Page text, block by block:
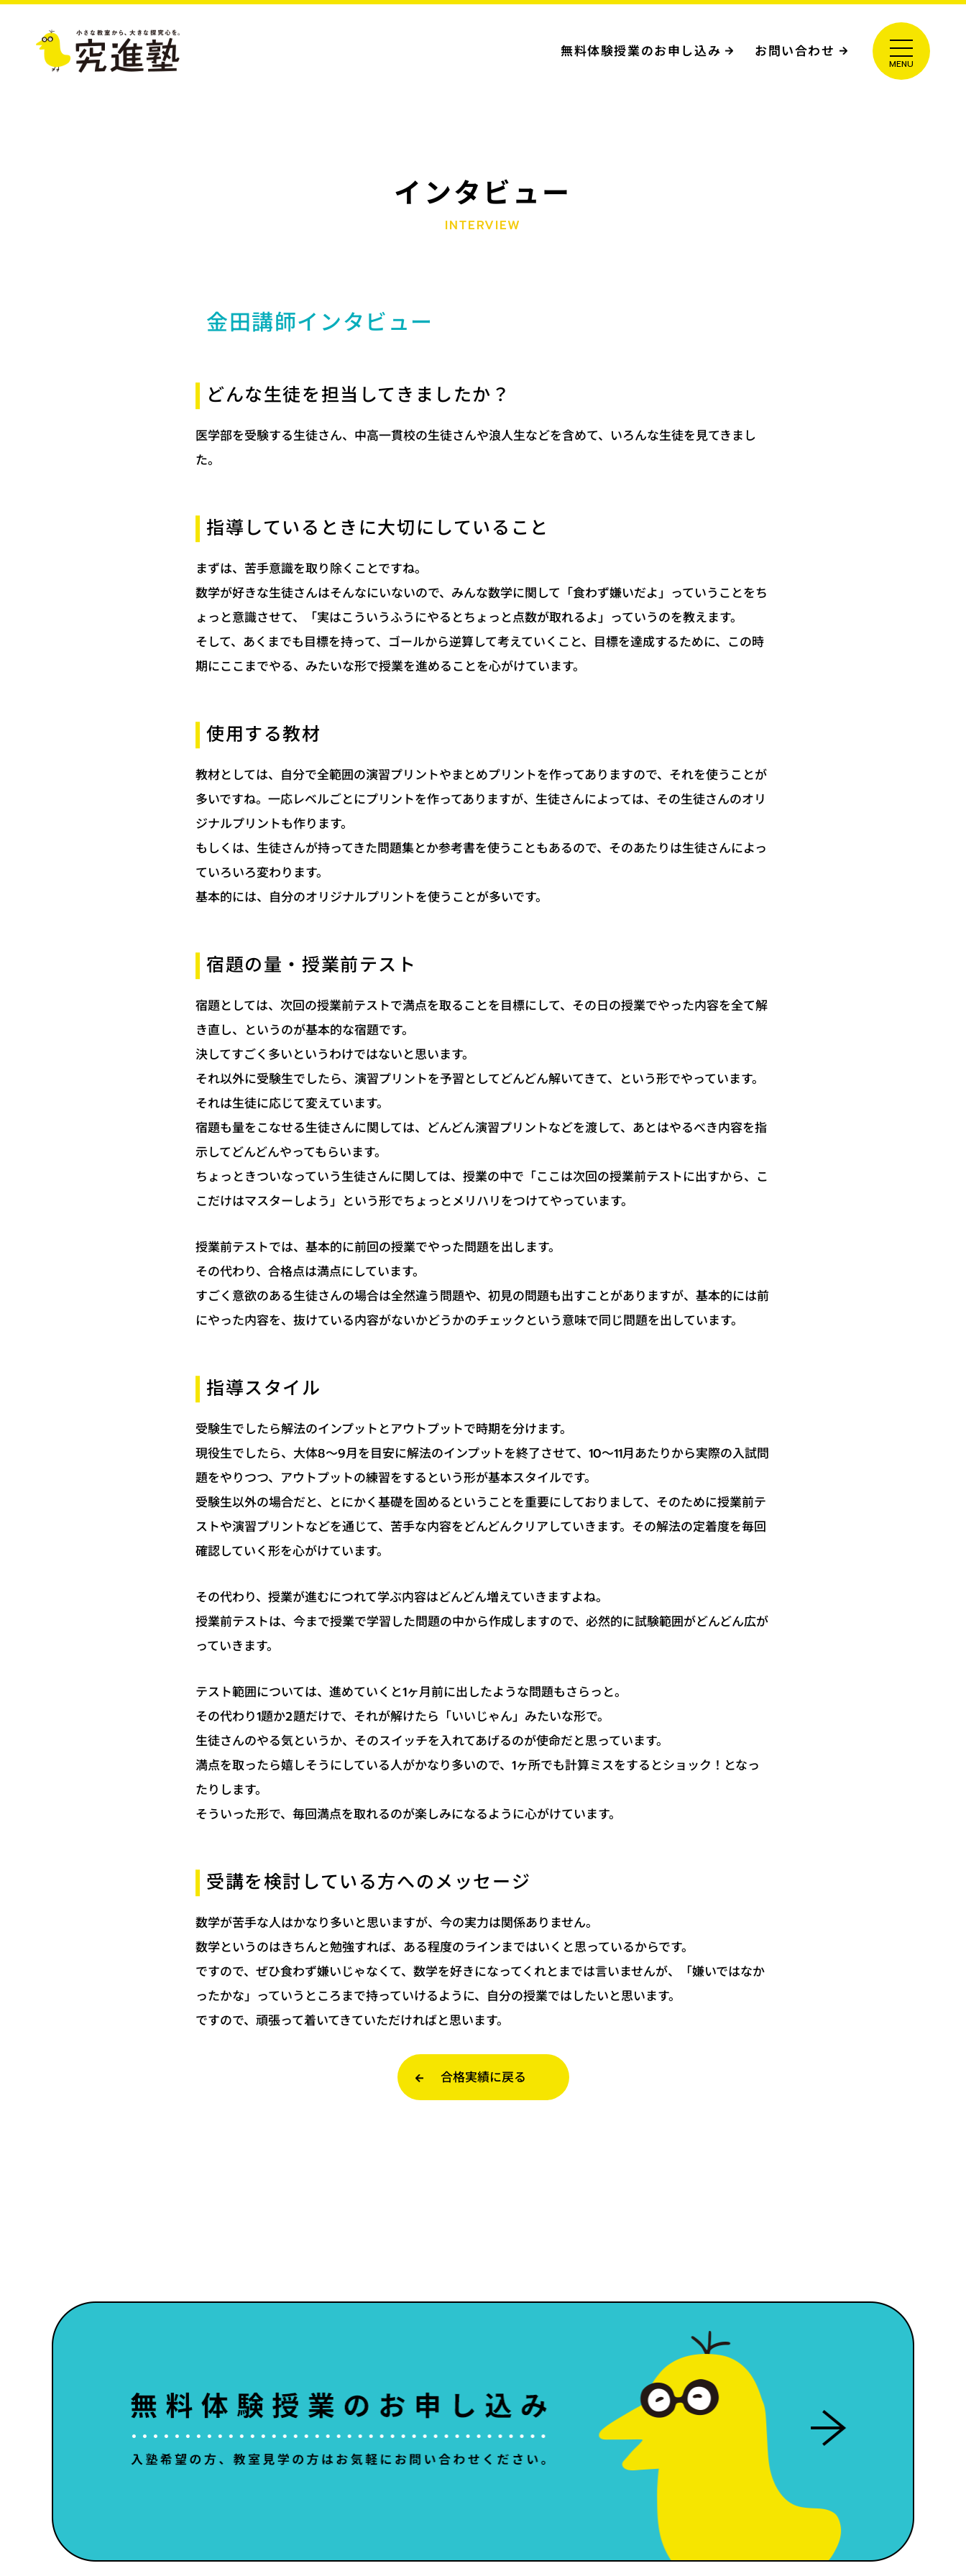
無料体験授業のお申し込み お問い合わせ
インタビュー
INTERVIEW
金田講師インタビュー
どんな生徒を担当してきましたか？
医学部を受験する生徒さん、中高一貫校の生徒さんや浪人生などを含めて、いろんな生徒を見てきまし
た。
指導しているときに大切にしていること
まずは、苦手意識を取り除くことですね。
数学が好きな生徒さんはそんなにいないので、みんな数学に関して「食わず嫌いだよ」っていうことをち
ょっと意識させて、「実はこういうふうにやるとちょっと点数が取れるよ」っていうのを教えます。
そして、あくまでも目標を持って、ゴールから逆算して考えていくこと、目標を達成するために、この時
期にここまでやる、みたいな形で授業を進めることを心がけています。
使用する教材
教材としては、自分で全範囲の演習プリントやまとめプリントを作ってありますので、それを使うことが
多いですね。一応レベルごとにプリントを作ってありますが、生徒さんによっては、その生徒さんのオリ
ジナルプリントも作ります。
もしくは、生徒さんが持ってきた問題集とか参考書を使うこともあるので、そのあたりは生徒さんによっ
ていろいろ変わります。
基本的には、自分のオリジナルプリントを使うことが多いです。
宿題の量・授業前テスト
宿題としては、次回の授業前テストで満点を取ることを目標にして、その日の授業でやった内容を全て解
き直し、というのが基本的な宿題です。
決してすごく多いというわけではないと思います。
それ以外に受験生でしたら、演習プリントを予習としてどんどん解いてきて、という形でやっています。
それは生徒に応じて変えています。
宿題も量をこなせる生徒さんに関しては、どんどん演習プリントなどを渡して、あとはやるべき内容を指
示してどんどんやってもらいます。
ちょっときついなっていう生徒さんに関しては、授業の中で「ここは次回の授業前テストに出すから、こ
こだけはマスターしよう」という形でちょっとメリハリをつけてやっています。
授業前テストでは、基本的に前回の授業でやった問題を出します。
その代わり、合格点は満点にしています。
すごく意欲のある生徒さんの場合は全然違う問題や、初見の問題も出すことがありますが、基本的には前
にやった内容を、抜けている内容がないかどうかのチェックという意味で同じ問題を出しています。
指導スタイル
受験生でしたら解法のインプットとアウトプットで時期を分けます。
現役生でしたら、大体8～9月を目安に解法のインプットを終了させて、10～11月あたりから実際の入試問
題をやりつつ、アウトプットの練習をするという形が基本スタイルです。
受験生以外の場合だと、とにかく基礎を固めるということを重要にしておりまして、そのために授業前テ
ストや演習プリントなどを通じて、苦手な内容をどんどんクリアしていきます。その解法の定着度を毎回
確認していく形を心がけています。
その代わり、授業が進むにつれて学ぶ内容はどんどん増えていきますよね。
授業前テストは、今まで授業で学習した問題の中から作成しますので、必然的に試験範囲がどんどん広が
っていきます。
テスト範囲については、進めていくと1ヶ月前に出したような問題もさらっと。
その代わり1題か2題だけで、それが解けたら「いいじゃん」みたいな形で。
生徒さんのやる気というか、そのスイッチを入れてあげるのが使命だと思っています。
満点を取ったら嬉しそうにしている人がかなり多いので、1ヶ所でも計算ミスをするとショック！となっ
たりします。
そういった形で、毎回満点を取れるのが楽しみになるように心がけています。
受講を検討している方へのメッセージ
数学が苦手な人はかなり多いと思いますが、今の実力は関係ありません。
数学というのはきちんと勉強すれば、ある程度のラインまではいくと思っているからです。
ですので、ぜひ食わず嫌いじゃなくて、数学を好きになってくれとまでは言いませんが、「嫌いではなか
ったかな」っていうところまで持っていけるように、自分の授業ではしたいと思います。
ですので、頑張って着いてきていただければと思います。
合格実績に戻る